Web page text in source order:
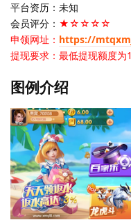
平台资历：未知
会员评分： ★☆☆☆☆
申领网址： https://
提现要求：最低提现额度为
图例介绍